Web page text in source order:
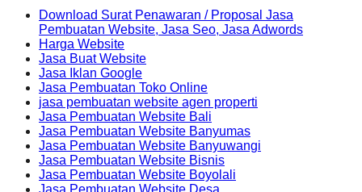
Download Surat Penawaran / Proposal Jasa
Pembuatan Website, Jasa Seo, Jasa Adwords
Harga Website
Jasa Buat Website
Jasa Iklan Google
Jasa Pembuatan Toko Online
jasa pembuatan website agen properti
Jasa Pembuatan Website Bali
Jasa Pembuatan Website Banyumas
Jasa Pembuatan Website Banyuwangi
Jasa Pembuatan Website Bisnis
Jasa Pembuatan Website Boyolali